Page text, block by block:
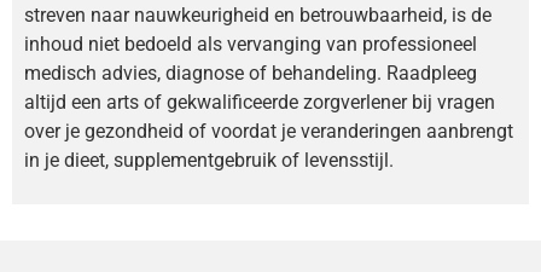
streven naar nauwkeurigheid en betrouwbaarheid, is de
inhoud niet bedoeld als vervanging van professioneel
medisch advies, diagnose of behandeling. Raadpleeg
altijd een arts of gekwalificeerde zorgverlener bij vragen
over je gezondheid of voordat je veranderingen aanbrengt
in je dieet, supplementgebruik of levensstijl.